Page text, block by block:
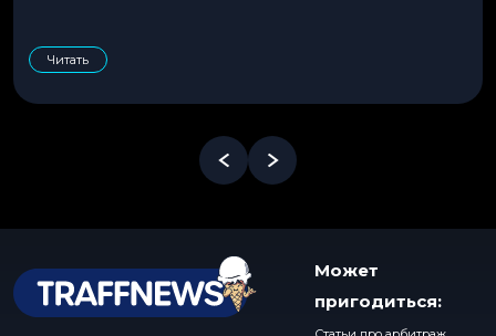
Читать
Может
пригодиться: